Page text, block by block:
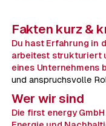
Fakten kurz &
Du hast Erfahrung in
arbeitest strukturiert
eines Unternehmens
und anspruchsvolle
Wer wir sind
Die first energy